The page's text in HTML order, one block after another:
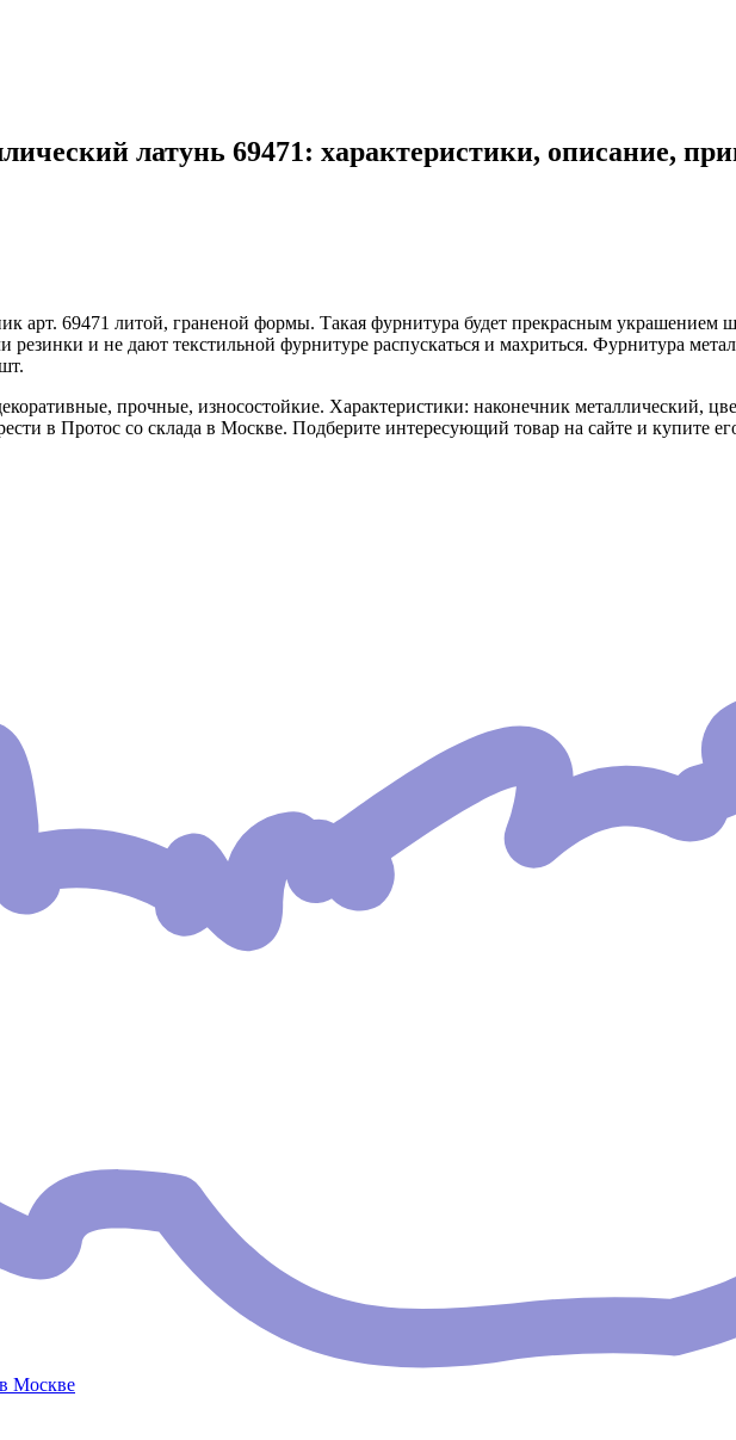
латунь 69471: характеристики, описание,
арт. 69471 литой, граненой формы. Такая фурнитура будет прекрасным украшением
и не дают текстильной фурнитуре распускаться и махриться. Фурнитура
прочные, износостойкие. Характеристики: наконечник металлический,
в Протос со склада в Москве. Подберите интересующий товар на сайте и купите
Москве